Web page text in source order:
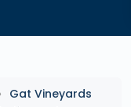
› Gat Vineyards